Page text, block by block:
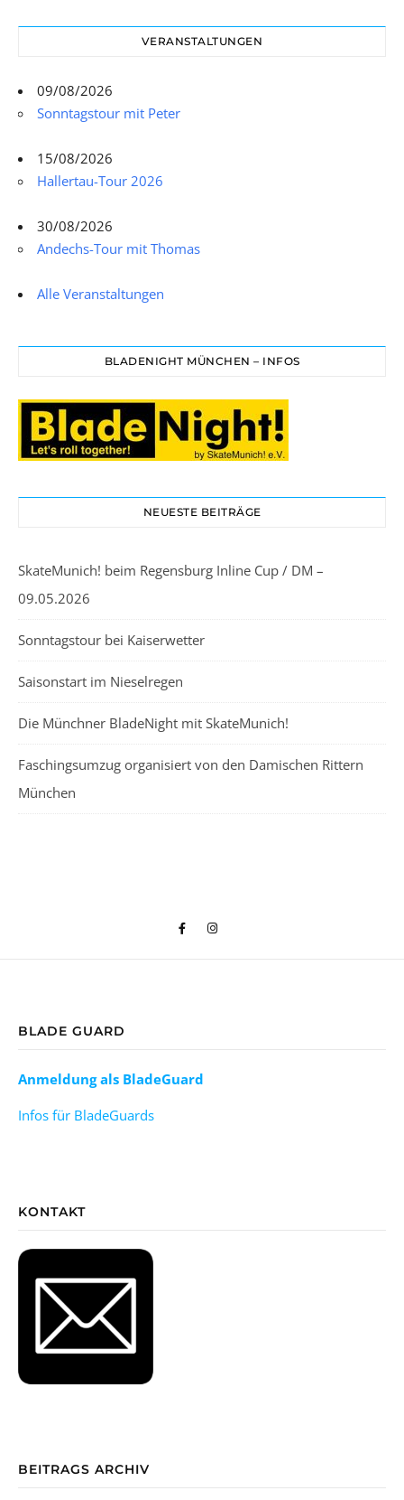
VERANSTALTUNGEN
09/08/2026
Sonntagstour mit Peter
15/08/2026
Hallertau-Tour 2026
30/08/2026
Andechs-Tour mit Thomas
Alle Veranstaltungen
BLADENIGHT MÜNCHEN – INFOS
NEUESTE BEITRÄGE
SkateMunich! beim Regensburg Inline Cup / DM –
09.05.2026
Sonntagstour bei Kaiserwetter
Saisonstart im Nieselregen
Die Münchner BladeNight mit SkateMunich!
Faschingsumzug organisiert von den Damischen Rittern
München
BLADE GUARD
Anmeldung als BladeGuard
Infos für BladeGuards
KONTAKT
BEITRAGS ARCHIV